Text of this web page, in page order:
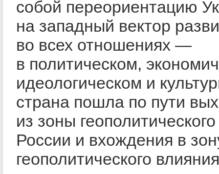
собой переориентацию
на западный вектор
во всех отношениях —
в политическом,
идеологическом и
страна пошла по пути
из зоны
России и вхождения в
геополитического